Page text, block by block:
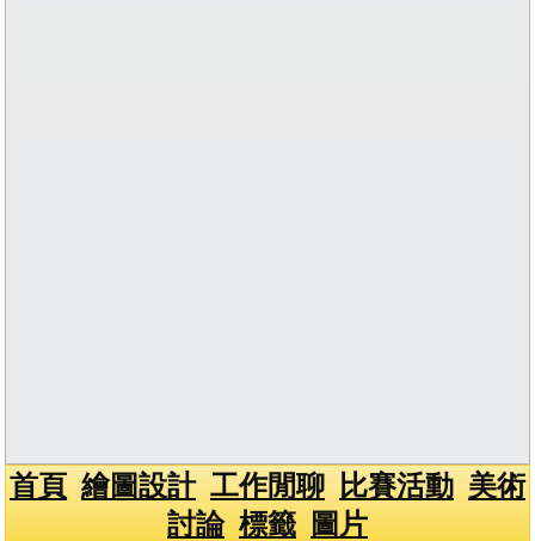
首頁 繪圖設計 工作閒聊 比賽活動 美術
討論 標籤 圖片